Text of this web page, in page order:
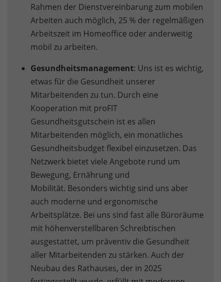
Rahmen der Dienstvereinbarung zum mobilen
Arbeiten auch möglich, 25 % der regelmäßigen
Arbeitszeit im Homeoffice oder anderweitig
mobil zu arbeiten.
Gesundheitsmanagement: Uns ist es wichtig,
etwas für die Gesundheit unserer
Mitarbeitenden zu tun. Durch eine
Kooperation mit proFIT
Gesundheitsgutschein ist es allen
Mitarbeitenden möglich, ein monatliches
Gesundheitsbudget flexibel einzusetzen. Das
Netzwerk bietet viele Angebote rund um
Bewegung, Ernährung und
Mobilität. Besonders wichtig sind uns aber
auch moderne und ergonomische
Arbeitsplätze. Bei uns sind fast alle Büroräume
mit höhenverstellbaren Schreibtischen
ausgestattet, um präventiv die Gesundheit
aller Mitarbeitenden zu stärken. Auch der
Neubau des Rathauses, der in 2025